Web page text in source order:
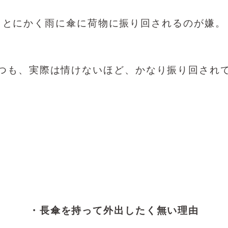
とにかく雨に傘に荷物に振り回されるのが嫌。
も、実際は情けないほど、かなり振り回され
・長傘を持って外出したく無い理由